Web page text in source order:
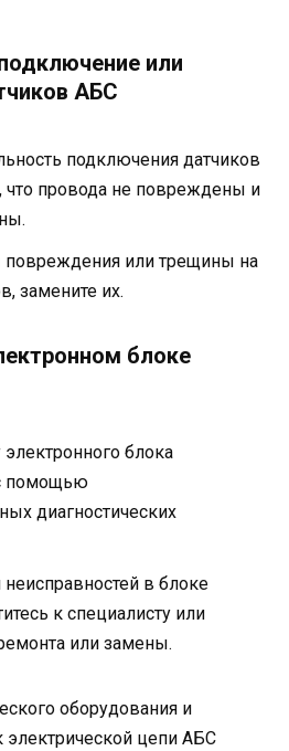
или
АБС
подключения датчиков
провода не повреждены и
повреждения или трещины на
замените их.
блоке
электронного блока
помощью
диагностических
в блоке
к специалисту или
или замены.
оборудования и
цепи АБС